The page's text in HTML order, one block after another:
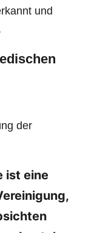
und
der
ist eine